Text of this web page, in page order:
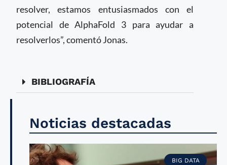
resolver, estamos entusiasmados con el
potencial de AlphaFold 3 para ayudar a
resolverlos”, comentó Jonas.
BIBLIOGRAFÍA
Noticias destacadas
BIG DATA